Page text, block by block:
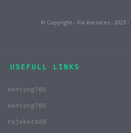
© Copyright - Via Asesores - 2023 -
USEFULL LINKS
benteng786
benteng786
rajakera88